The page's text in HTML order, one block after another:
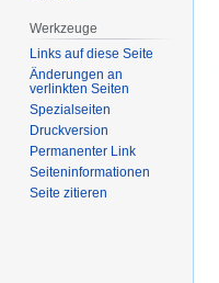
Werkzeuge
Links auf diese Seite
Änderungen an
verlinkten Seiten
Spezialseiten
Druckversion
Permanenter Link
Seiten­­informationen
Seite zitieren